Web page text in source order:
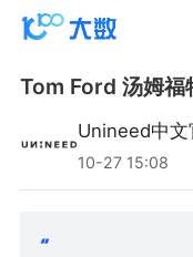
Tom Ford 汤姆福
Unineed中文
10-27 15:08